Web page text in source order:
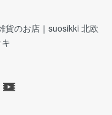
貨のお店｜suosikki 北欧